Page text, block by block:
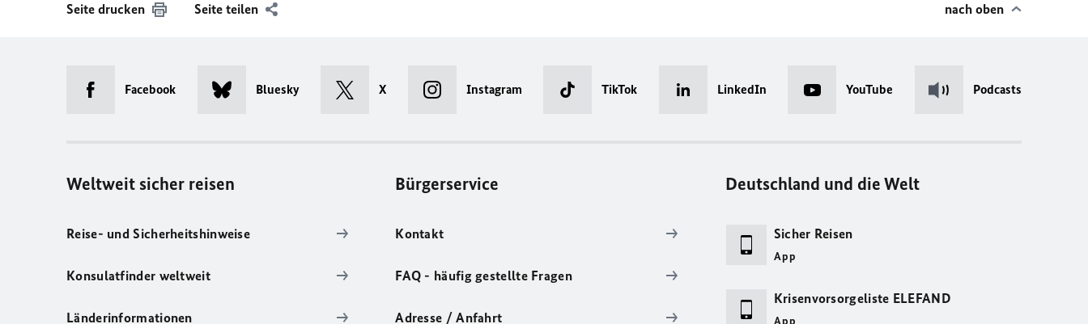
Seite drucken Seite teilen nach oben
Facebook Bluesky X Instagram TikTok LinkedIn YouTube Podcasts
Weltweit sicher reisen
Reise- und Sicherheitshinweise
Konsulatfinder weltweit
Länderinformationen
Bürgerservice
Kontakt
FAQ - häufig gestellte Fragen
Adresse / Anfahrt
Deutschland und die Welt
Sicher Reisen
App
Krisenvorsorgeliste ELEFAND
App